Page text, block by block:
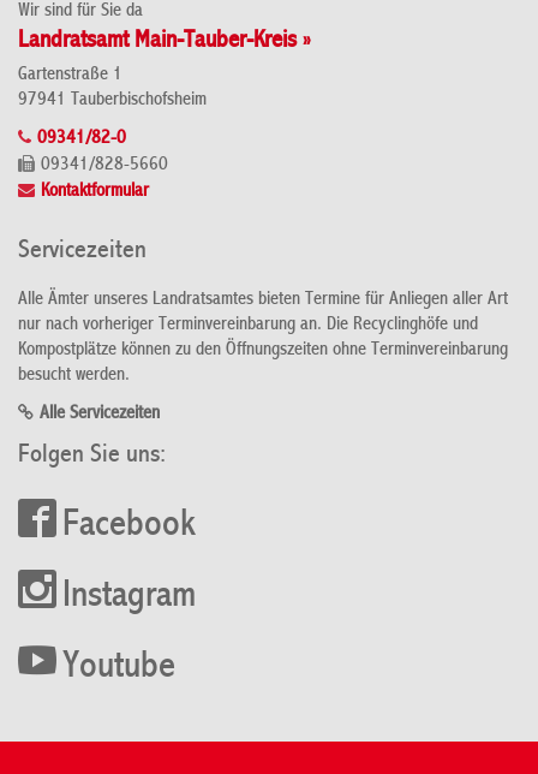
Wir sind für Sie da
Landratsamt Main-Tauber-Kreis »
Gartenstraße 1
97941 Tauberbischofsheim
09341/82-0
09341/828-5660
Kontaktformular
Servicezeiten
Alle Ämter unseres Landratsamtes bieten Termine für Anliegen aller Art
nur nach vorheriger Terminvereinbarung an. Die Recyclinghöfe und
Kompostplätze können zu den Öffnungszeiten ohne Terminvereinbarung
besucht werden.
Alle Servicezeiten
Folgen Sie uns:
Facebook
Instagram
Youtube